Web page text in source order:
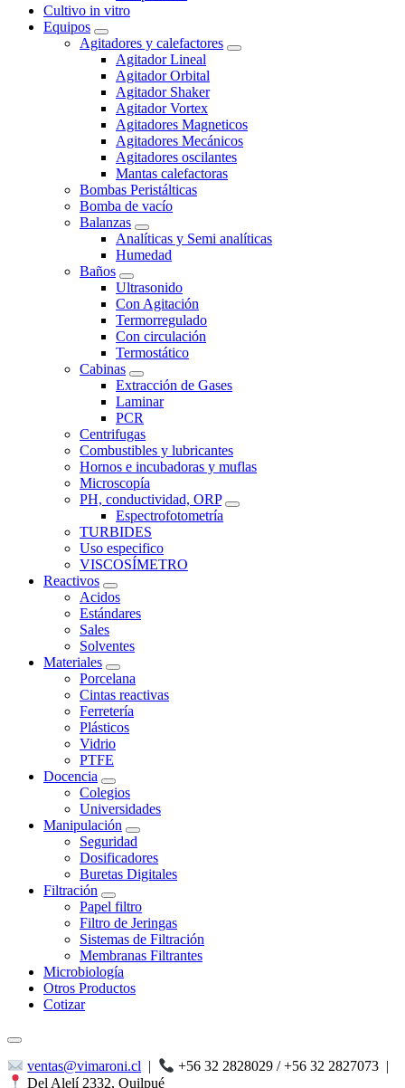
Cultivo in vitro
Equipos
Agitadores y calefactores
Agitador Lineal
Agitador Orbital
Agitador Shaker
Agitador Vortex
Agitadores Magneticos
Agitadores Mecánicos
Agitadores oscilantes
Mantas calefactoras
Bombas Peristálticas
Bomba de vacío
Balanzas
Analíticas y Semi analíticas
Humedad
Baños
Ultrasonido
Con Agitación
Termorregulado
Con circulación
Termostático
Cabinas
Extracción de Gases
Laminar
PCR
Centrifugas
Combustibles y lubricantes
Hornos e incubadoras y muflas
Microscopía
PH, conductividad, ORP
Espectrofotometría
TURBIDES
Uso especifico
VISCOSÍMETRO
Reactivos
Acidos
Estándares
Sales
Solventes
Materiales
Porcelana
Cintas reactivas
Ferretería
Plásticos
Vidrio
PTFE
Docencia
Colegios
Universidades
Manipulación
Seguridad
Dosificadores
Buretas Digitales
Filtración
Papel filtro
Filtro de Jeringas
Sistemas de Filtración
Membranas Filtrantes
Microbiología
Otros Productos
Cotizar
ventas@vimaroni.cl | +56 32 2828029 / +56 32 2827073 |
Del Alelí 2332, Quilpué